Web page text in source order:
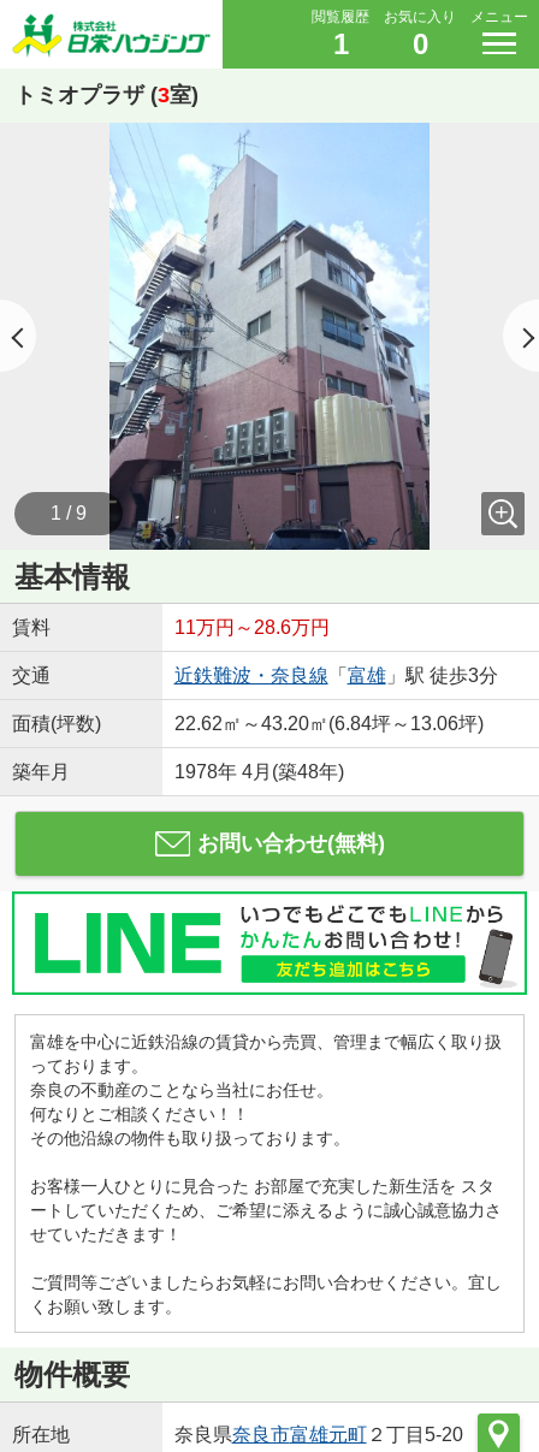
閲覧履歴
1
お気に入り
0
メニュー
トミオプラザ (3室)
1 / 9
基本情報
賃料 11万円～28.6万円
交通 近鉄難波・奈良線 「 富雄」駅 徒歩3分
面積(坪数) 22.62㎡～43.20㎡(6.84坪～13.06坪)
築年月 1978年 4月(築48年)
お問い合わせ(無料)
富雄を中心に近鉄沿線の賃貸から売買、管理まで幅広く取り扱
っております。
奈良の不動産のことなら当社にお任せ。
何なりとご相談ください！！
その他沿線の物件も取り扱っております。
お客様一人ひとりに見合った お部屋で充実した新生活を スタ
ートしていただくため、ご希望に添えるように誠心誠意協力さ
せていただきます！
ご質問等ございましたらお気軽にお問い合わせください。宜し
くお願い致します。
物件概要
所在地 奈良県奈良市富雄元町２丁目5-20